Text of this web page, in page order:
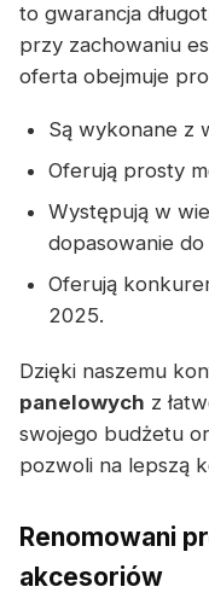
to gwarancja
przy zachowaniu
oferta obejmuje
Są wykonane z
Oferują prosty
Występują w
dopasowanie
Oferują
2025.
Dzięki naszemu
panelowych z
swojego budżetu
pozwoli na lepszą
Renomowani
akcesoriów